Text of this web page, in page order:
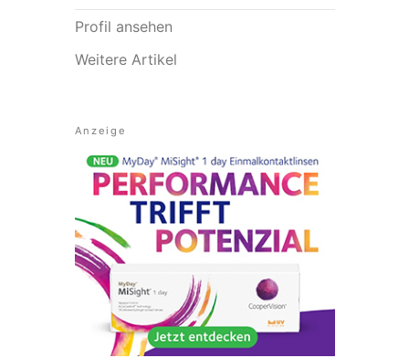
Profil ansehen
Weitere Artikel